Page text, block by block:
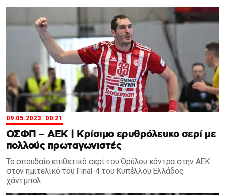
09.05.2023 | 00:21
ΟΣΦΠ – ΑΕΚ | Κρίσιμο ερυθρόλευκο σερί με
πολλούς πρωταγωνιστές
Το σπουδαίο επιθετικό σερί του Θρύλου κόντρα στην ΑΕΚ
στον ημιτελικό του Final-4 του Κυπέλλου Ελλάδος
χάντμπολ.